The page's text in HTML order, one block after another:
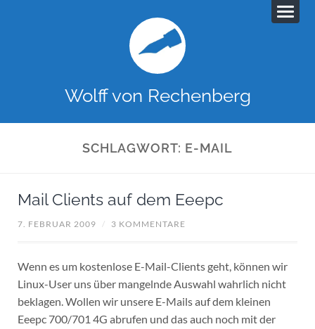
Wolff von Rechenberg
SCHLAGWORT: E-MAIL
Mail Clients auf dem Eeepc
7. FEBRUAR 2009 / 3 KOMMENTARE
Wenn es um kostenlose E-Mail-Clients geht, können wir
Linux-User uns über mangelnde Auswahl wahrlich nicht
beklagen. Wollen wir unsere E-Mails auf dem kleinen
Eeepc 700/701 4G abrufen und das auch noch mit der